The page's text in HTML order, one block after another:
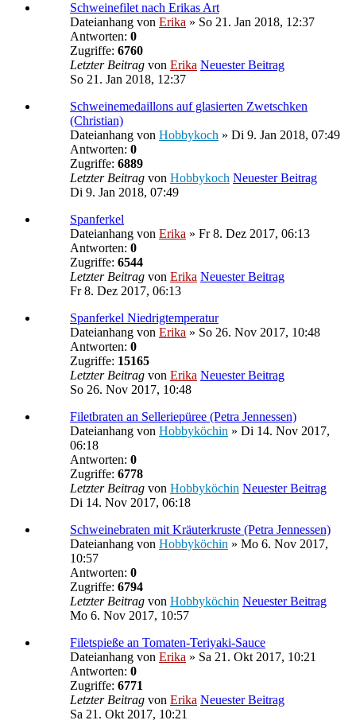
Schweinefilet nach Erikas Art
Dateianhang von Erika » So 21. Jan 2018, 12:37
Antworten: 0
Zugriffe: 6760
Letzter Beitrag von Erika Neuester Beitrag
So 21. Jan 2018, 12:37
Schweinemedaillons auf glasierten Zwetschken
(Christian)
Dateianhang von Hobbykoch » Di 9. Jan 2018, 07:49
Antworten: 0
Zugriffe: 6889
Letzter Beitrag von Hobbykoch Neuester Beitrag
Di 9. Jan 2018, 07:49
Spanferkel
Dateianhang von Erika » Fr 8. Dez 2017, 06:13
Antworten: 0
Zugriffe: 6544
Letzter Beitrag von Erika Neuester Beitrag
Fr 8. Dez 2017, 06:13
Spanferkel Niedrigtemperatur
Dateianhang von Erika » So 26. Nov 2017, 10:48
Antworten: 0
Zugriffe: 15165
Letzter Beitrag von Erika Neuester Beitrag
So 26. Nov 2017, 10:48
Filetbraten an Selleriepüree (Petra Jennessen)
Dateianhang von Hobbyköchin » Di 14. Nov 2017,
06:18
Antworten: 0
Zugriffe: 6778
Letzter Beitrag von Hobbyköchin Neuester Beitrag
Di 14. Nov 2017, 06:18
Schweinebraten mit Kräuterkruste (Petra Jennessen)
Dateianhang von Hobbyköchin » Mo 6. Nov 2017,
10:57
Antworten: 0
Zugriffe: 6794
Letzter Beitrag von Hobbyköchin Neuester Beitrag
Mo 6. Nov 2017, 10:57
Filetspieße an Tomaten-Teriyaki-Sauce
Dateianhang von Erika » Sa 21. Okt 2017, 10:21
Antworten: 0
Zugriffe: 6771
Letzter Beitrag von Erika Neuester Beitrag
Sa 21. Okt 2017, 10:21